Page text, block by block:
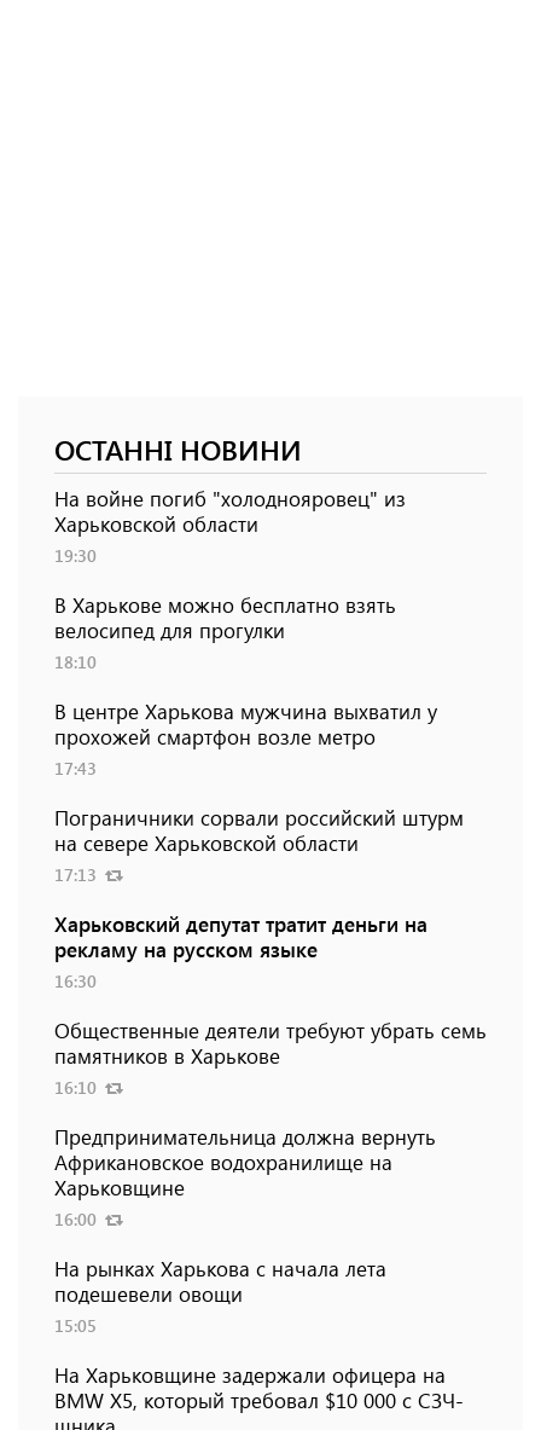
ОСТАННІ НОВИНИ
На войне погиб "холоднояровец" из
Харьковской области
19:30
В Харькове можно бесплатно взять
велосипед для прогулки
18:10
В центре Харькова мужчина выхватил у
прохожей смартфон возле метро
17:43
Пограничники сорвали российский штурм
на севере Харьковской области
17:13
Харьковский депутат тратит деньги на
рекламу на русском языке
16:30
Общественные деятели требуют убрать семь
памятников в Харькове
16:10
Предпринимательница должна вернуть
Африкановское водохранилище на
Харьковщине
16:00
На рынках Харькова с начала лета
подешевели овощи
15:05
На Харьковщине задержали офицера на
BMW Х5, который требовал $10 000 с СЗЧ-